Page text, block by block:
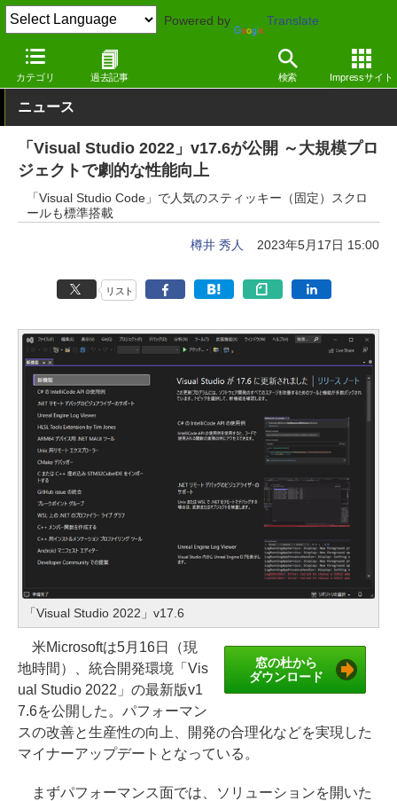
Powered by Translate
カテゴリ 過去記事 検索 Impressサイト
窓の杜 プログラミング Windows
ニュース
「Visual Studio 2022」v17.6が公開 ～大規模プロ
ジェクトで劇的な性能向上
「Visual Studio Code」で人気のスティッキー（固定）スクロ
ールも標準搭載
樽井 秀人 2023年5月17日 15:00
リスト
「Visual Studio 2022」v17.6
窓の杜から
ダウンロード
米Microsoftは5月16日（現
地時間）、統合開発環境「Vis
ual Studio 2022」の最新版v1
7.6を公開した。パフォーマン
スの改善と生産性の向上、開発の合理化などを実現した
マイナーアップデートとなっている。
まずパフォーマンス面では、ソリューションを開いた